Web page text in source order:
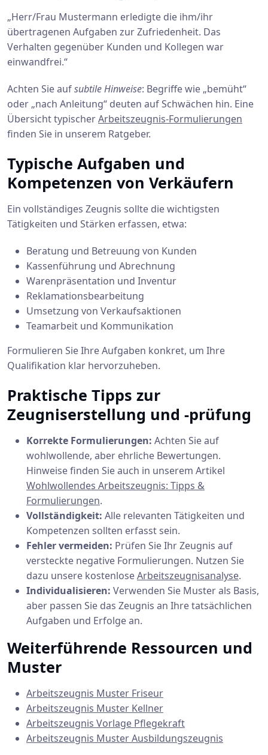
„Herr/Frau Mustermann erledigte die ihm/ihr
übertragenen Aufgaben zur Zufriedenheit. Das
Verhalten gegenüber Kunden und Kollegen war
einwandfrei.“
Achten Sie aufsubtile Hinweise: Begriffe wie „bemüht“
oder „nach Anleitung“ deuten auf Schwächen hin. Eine
Übersicht typischerArbeitszeugnis-Formulierungen
finden Sie in unserem Ratgeber.
Typische Aufgaben und
Kompetenzen von Verkäufern
Ein vollständiges Zeugnis sollte die wichtigsten
Tätigkeiten und Stärken erfassen, etwa:
Beratung und Betreuung von Kunden
Kassenführung und Abrechnung
Warenpräsentation und Inventur
Reklamationsbearbeitung
Umsetzung von Verkaufsaktionen
Teamarbeit und Kommunikation
Formulieren Sie Ihre Aufgaben konkret, um Ihre
Qualifikation klar hervorzuheben.
Praktische Tipps zur
Zeugniserstellung und -prüfung
Korrekte Formulierungen: Achten Sie auf
wohlwollende, aber ehrliche Bewertungen.
Hinweise finden Sie auch in unserem Artikel
Wohlwollendes Arbeitszeugnis: Tipps &
Formulierungen.
Vollständigkeit: Alle relevanten Tätigkeiten und
Kompetenzen sollten erfasst sein.
Fehler vermeiden: Prüfen Sie Ihr Zeugnis auf
versteckte negative Formulierungen. Nutzen Sie
dazu unsere kostenloseArbeitszeugnisanalyse.
Individualisieren: Verwenden Sie Muster als Basis,
aber passen Sie das Zeugnis an Ihre tatsächlichen
Aufgaben und Erfolge an.
Weiterführende Ressourcen und
Muster
Arbeitszeugnis Muster Friseur
Arbeitszeugnis Muster Kellner
Arbeitszeugnis Vorlage Pflegekraft
Arbeitszeugnis Muster Ausbildungszeugnis